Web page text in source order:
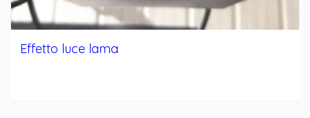
Effetto luce lama